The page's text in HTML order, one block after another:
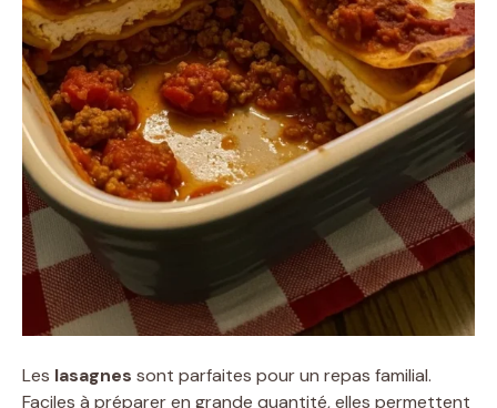
Les lasagnes sont parfaites pour un repas familial.
Faciles à préparer en grande quantité, elles permettent